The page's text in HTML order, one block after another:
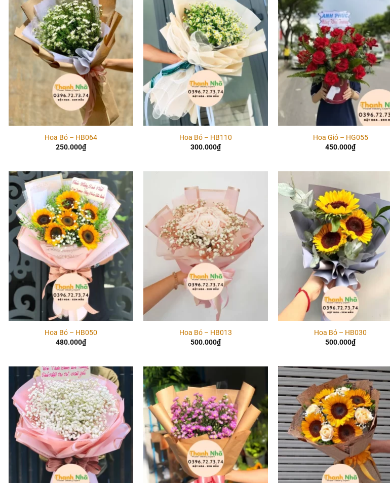
Add to
wishlist
Hoa Bó – HB064
250.000₫
Add to
wishlist
Hoa Bó – HB110
300.000₫
Add
Hoa Giỏ – HG055
450.000₫
Add to
wishlist
Hoa Bó – HB050
480.000₫
Hoa Bó – HB013
500.000₫
Add to
Hoa Bó – HB030
500.000₫
Add to
wishlist
Add to
wishlist
Add